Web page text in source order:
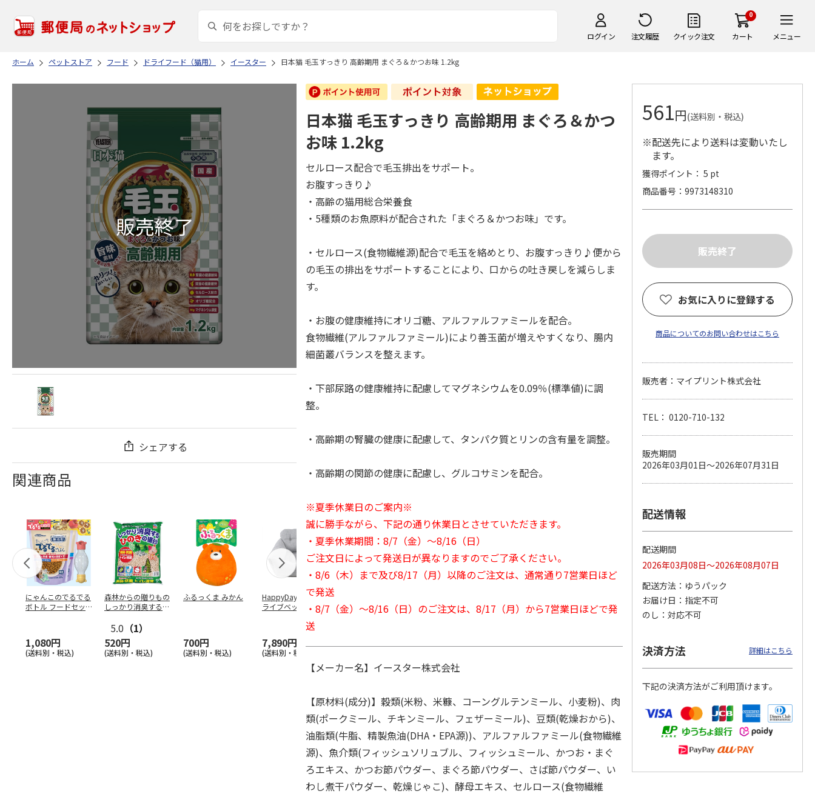
ログイン 注文履歴 クイック注文
0
カート メニュー
ホーム ペットストア フード ドライフード（猫用） イースター 日本猫 毛玉すっきり 高齢期用 まぐろ＆かつお味 1.2kg
シェアする
関連商品
にゃんこのでるでる
ボトル フードセッ
1,080円
(送料別・税込)
森林からの贈りもの
しっかり消臭するひ
5.0 （1）
520円
(送料別・税込)
ふるっくま みかん
700円
(送料別・税込)
HappyDays 2wayド
ライブベッド グレ
7,890円
(送料別・税込)
をとる砂専用 猫ト
イレ ナチュラルグ
1,550円
らない消臭・抗菌サ
ンド 4L
1,320円
ムデンタルコーン
ぐるぐるボーン型 S
470円
チ 健康に育つ子ね
こ用 まぐろ・かつ
120円
ペット線香 虹のか
なた フルーティフ
ローラルの香り
590円
(送料別・税込) (送料別・税込)
日本猫 毛玉すっきり 高齢期用 まぐろ＆かつ
お味 1.2kg
セルロース配合で毛玉排出をサポート。
お腹すっきり♪
・高齢の猫用総合栄養食
・5種類のお魚原料が配合された「まぐろ＆かつお味」です。
・セルロース(食物繊維源)配合で毛玉を絡めとり、お腹すっきり♪便から
の毛玉の排出をサポートすることにより、口からの吐き戻しを減らしま
す。
・お腹の健康維持にオリゴ糖、アルファルファミールを配合。
食物繊維(アルファルファミール)により善玉菌が増えやすくなり、腸内
細菌叢バランスを整えます。
・下部尿路の健康維持に配慮してマグネシウムを0.09％(標準値)に調
整。
・高齢期の腎臓の健康に配慮して、タンパク質とリンの含有量を調整。
・高齢期の関節の健康に配慮し、グルコサミンを配合。
※夏季休業日のご案内※
誠に勝手ながら、下記の通り休業日とさせていただきます。
・夏季休業期間：8/7（金）～8/16（日）
ご注文日によって発送日が異なりますのでご了承ください。
・8/6（木）まで及び8/17（月）以降のご注文は、通常通り7営業日ほど
で発送
・8/7（金）～8/16（日）のご注文は、8/17（月）から7営業日ほどで発
送
【メーカー名】イースター株式会社
【原材料(成分)】穀類(米粉、米糠、コーングルテンミール、小麦粉)、肉
類(ポークミール、チキンミール、フェザーミール)、豆類(乾燥おから)、
油脂類(牛脂、精製魚油(DHA・EPA源))、アルファルファミール(食物繊維
源)、魚介類(フィッシュソリュブル、フィッシュミール、かつお・まぐ
ろエキス、かつお節パウダー、まぐろ節パウダー、さば節パウダー、い
わし煮干パウダー、乾燥じゃこ)、酵母エキス、セルロース(食物繊維
561円(送料別・税込)
※配送先により送料は変動いたし
ます。
獲得ポイント： 5 pt
商品番号
9973148310
お気に入りに登録する
商品についてのお問い合わせはこちら
販売者：マイプリント株式会社
TEL： 0120-710-132
販売期間
2026年03月01日～2026年07月31日
配送情報
配送期間
2026年03月08日～2026年08月07日
配送方法
ゆうパック
お届け日
指定不可
のし
対応不可
決済方法 詳細はこちら
下記の決済方法がご利用頂けます。